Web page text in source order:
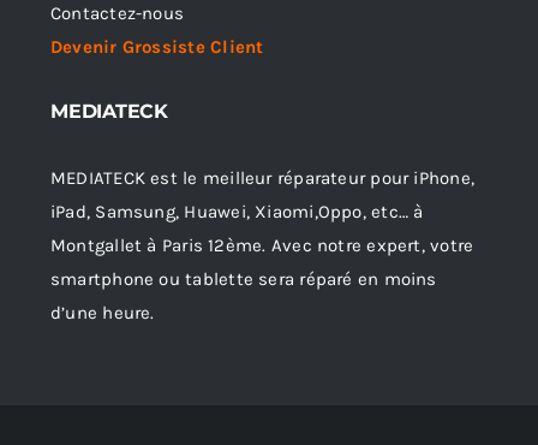
Contactez-nous
Devenir Grossiste Client
MEDIATECK
MEDIATECK est le meilleur réparateur pour iPhone,
iPad, Samsung, Huawei, Xiaomi,Oppo, etc… à
Montgallet à Paris 12ème. Avec notre expert, votre
smartphone ou tablette sera réparé en moins
d’une heure.